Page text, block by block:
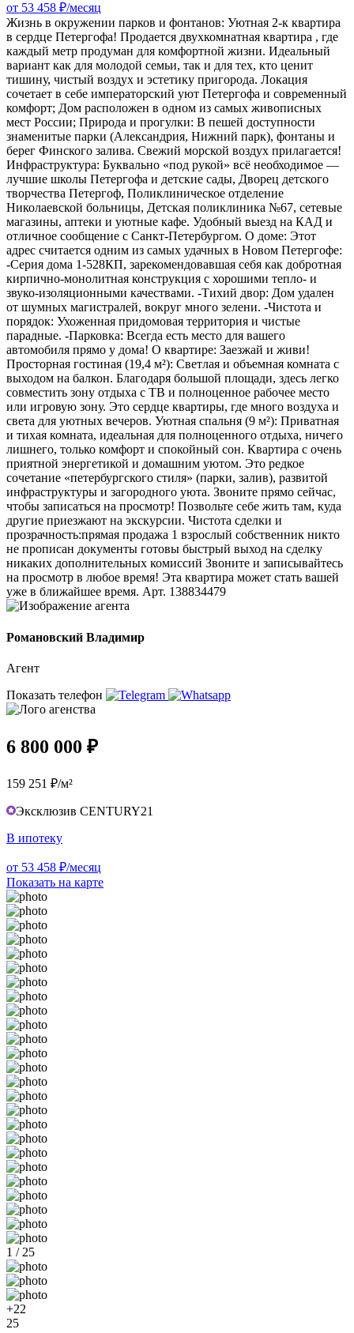
от 53 458 ₽/месяц
Жизнь в окружении парков и фонтанов: Уютная 2-к квартира
в сердце Петергофа! Продается двухкомнатная квартира , где
каждый метр продуман для комфортной жизни. Идеальный
вариант как для молодой семьи, так и для тех, кто ценит
тишину, чистый воздух и эстетику пригорода. Локация
сочетает в себе императорский уют Петергофа и современный
комфорт; Дом расположен в одном из самых живописных
мест России; Природа и прогулки: В пешей доступности
знаменитые парки (Александрия, Нижний парк), фонтаны и
берег Финского залива. Свежий морской воздух прилагается!
Инфраструктура: Буквально «под рукой» всё необходимое —
лучшие школы Петергофа и детские сады, Дворец детского
творчества Петергоф, Поликлиническое отделение
Николаевской больницы, Детская поликлиника №67, сетевые
магазины, аптеки и уютные кафе. Удобный выезд на КАД и
отличное сообщение с Санкт-Петербургом. О доме: Этот
адрес считается одним из самых удачных в Новом Петергофе:
-Серия дома 1-528КП, зарекомендовавшая себя как добротная
кирпично-монолитная конструкция с хорошими тепло- и
звуко-изоляционными качествами. -Тихий двор: Дом удален
от шумных магистралей, вокруг много зелени. -Чистота и
порядок: Ухоженная придомовая территория и чистые
парадные. -Парковка: Всегда есть место для вашего
автомобиля прямо у дома! О квартире: Заезжай и живи!
Просторная гостиная (19,4 м²): Светлая и объемная комната с
выходом на балкон. Благодаря большой площади, здесь легко
совместить зону отдыха с ТВ и полноценное рабочее место
или игровую зону. Это сердце квартиры, где много воздуха и
света для уютных вечеров. Уютная спальня (9 м²): Приватная
и тихая комната, идеальная для полноценного отдыха, ничего
лишнего, только комфорт и спокойный сон. Квартира с очень
приятной энергетикой и домашним уютом. Это редкое
сочетание «петербургского стиля» (парки, залив), развитой
инфраструктуры и загородного уюта. Звоните прямо сейчас,
чтобы записаться на просмотр! Позвольте себе жить там, куда
другие приезжают на экскурсии. Чистота сделки и
прозрачность:прямая продажа 1 взрослый собственник никто
не прописан документы готовы быстрый выход на сделку
никаких дополнительных комиссий Звоните и записывайтесь
на просмотр в любое время! Эта квартира может стать вашей
уже в ближайшее время. Арт. 138834479
Романовский Владимир
Агент
Показать телефон
6 800 000 ₽
159 251 ₽/м²
Эксклюзив CENTURY21
В ипотеку
от 53 458 ₽/месяц
Показать на карте
1 / 25
+22
25